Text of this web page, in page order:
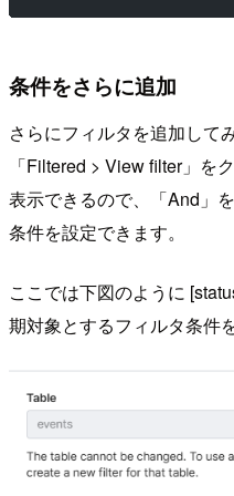
条件をさらに追加
さらにフィルタを追加して
「Filtered > View filter」を
表示できるので、「And」
条件を設定できます。
ここでは下図のように
期対象とするフィルタ条件